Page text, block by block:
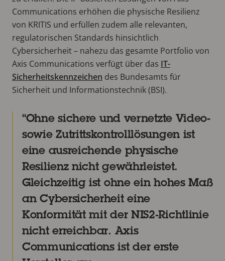
Communications erhöhen die physische Resilienz
von KRITIS und erfüllen zudem alle relevanten,
regulatorischen Standards hinsichtlich
Cybersicherheit – nahezu das gesamte Portfolio von
Axis Communications verfügt über das IT-
Sicherheitskennzeichen des Bundesamts für
Sicherheit und Informationstechnik (BSI).
Ohne sichere und vernetzte Video-
sowie Zutrittskontrolllösungen ist
eine ausreichende physische
Resilienz nicht gewährleistet.
Gleichzeitig ist ohne ein hohes Maß
an Cybersicherheit eine
Konformität mit der NIS2-Richtlinie
nicht erreichbar. Axis
Communications ist der erste